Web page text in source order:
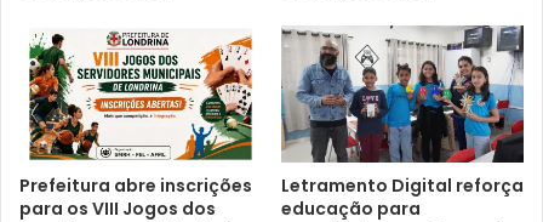
Prefeitura abre inscrições
para os VIII Jogos dos
Letramento Digital reforça
educação para